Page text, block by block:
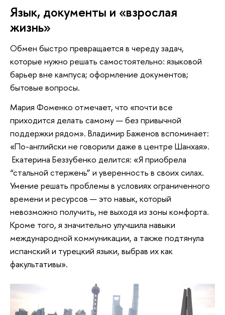
Язык, документы и «взрослая
жизнь»
Обмен быстро превращается в череду задач,
которые нужно решать самостоятельно: языковой
барьер вне кампуса; оформление документов;
бытовые вопросы.
Мария Фоменко отмечает, что «почти все
приходится делать самому — без привычной
поддержки рядом». Владимир Баженов вспоминает:
«По-английски не говорили даже в центре Шанхая».
Екатерина Беззубенко делится: «Я приобрела
“стальной стержень” и уверенность в своих силах.
Умение решать проблемы в условиях ограниченного
времени и ресурсов — это навык, который
невозможно получить, не выходя из зоны комфорта.
Кроме того, я значительно улучшила навыки
международной коммуникации, а также подтянула
испанский и турецкий языки, выбрав их как
факультативы».